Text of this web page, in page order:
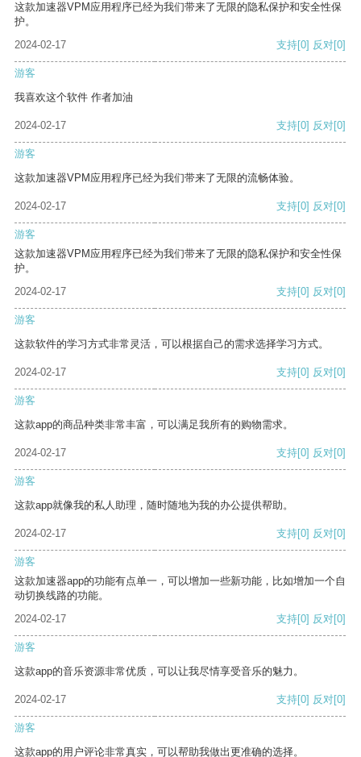
这款加速器VPM应用程序已经为我们带来了无限的隐私保护和安全性保
护。
2024-02-17
支持[0] 反对[0]
游客
我喜欢这个软件 作者加油
2024-02-17 支持[0] 反对[0]
游客
这款加速器VPM应用程序已经为我们带来了无限的流畅体验。
2024-02-17 支持[0] 反对[0]
游客
这款加速器VPM应用程序已经为我们带来了无限的隐私保护和安全性保
护。
2024-02-17
支持[0] 反对[0]
游客
这款软件的学习方式非常灵活，可以根据自己的需求选择学习方式。
2024-02-17 支持[0] 反对[0]
游客
这款app的商品种类非常丰富，可以满足我所有的购物需求。
2024-02-17 支持[0] 反对[0]
游客
这款app就像我的私人助理，随时随地为我的办公提供帮助。
2024-02-17 支持[0] 反对[0]
游客
这款加速器app的功能有点单一，可以增加一些新功能，比如增加一个自
动切换线路的功能。
2024-02-17
支持[0] 反对[0]
游客
这款app的音乐资源非常优质，可以让我尽情享受音乐的魅力。
2024-02-17 支持[0] 反对[0]
游客
这款app的用户评论非常真实，可以帮助我做出更准确的选择。